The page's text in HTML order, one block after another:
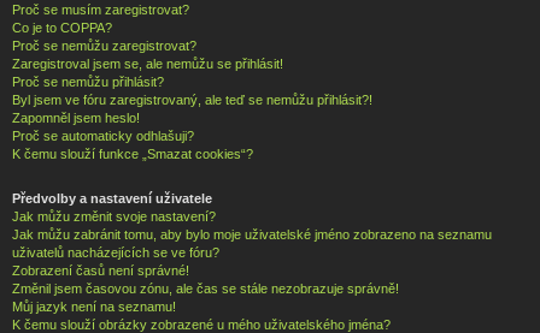
Proč se musím zaregistrovat?
Co je to COPPA?
Proč se nemůžu zaregistrovat?
Zaregistroval jsem se, ale nemůžu se přihlásit!
Proč se nemůžu přihlásit?
Byl jsem ve fóru zaregistrovaný, ale teď se nemůžu přihlásit?!
Zapomněl jsem heslo!
Proč se automaticky odhlašuji?
K čemu slouží funkce „Smazat cookies“?
Předvolby a nastavení uživatele
Jak můžu změnit svoje nastavení?
Jak můžu zabránit tomu, aby bylo moje uživatelské jméno zobrazeno na seznamu
uživatelů nacházejících se ve fóru?
Zobrazení časů není správné!
Změnil jsem časovou zónu, ale čas se stále nezobrazuje správně!
Můj jazyk není na seznamu!
K čemu slouží obrázky zobrazené u mého uživatelského jména?